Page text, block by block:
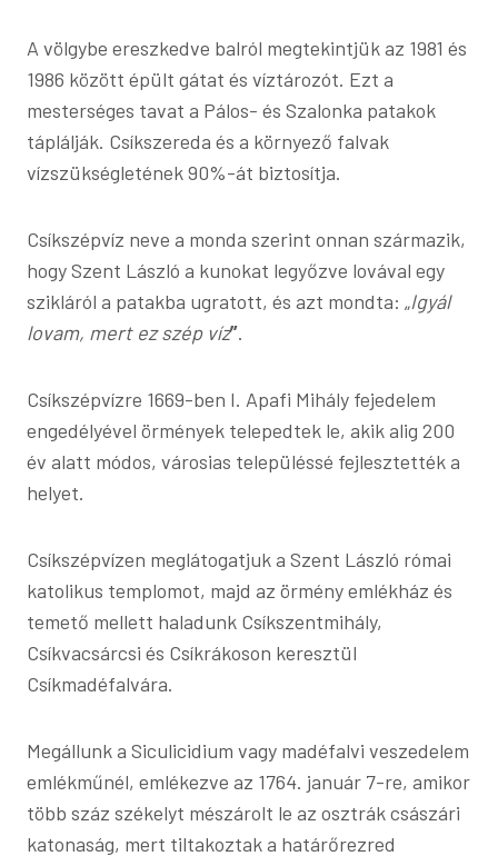
A völgybe ereszkedve balról megtekintjük az 1981 és
1986 között épült gátat és víztározót. Ezt a
mesterséges tavat a Pálos- és Szalonka patakok
táplálják. Csíkszereda és a környező falvak
vízszükségletének 90%-át biztosítja.
Csíkszépvíz neve a monda szerint onnan származik,
hogy Szent László a kunokat legyőzve lovával egy
szikláról a patakba ugratott, és azt mondta: „Igyál
lovam, mert ez szép víz”.
Csíkszépvízre 1669-ben I. Apafi Mihály fejedelem
engedélyével örmények telepedtek le, akik alig 200
év alatt módos, városias településsé fejlesztették a
helyet.
Csíkszépvízen meglátogatjuk a Szent László római
katolikus templomot, majd az örmény emlékház és
temető mellett haladunk Csíkszentmihály,
Csíkvacsárcsi és Csíkrákoson keresztül
Csíkmadéfalvára.
Megállunk a Siculicidium vagy madéfalvi veszedelem
emlékműnél, emlékezve az 1764. január 7-re, amikor
több száz székelyt mészárolt le az osztrák császári
katonaság, mert tiltakoztak a határőrezred